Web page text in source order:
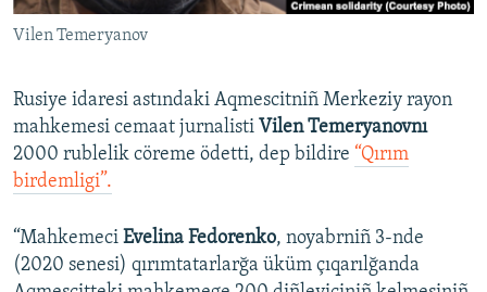
QOŞULIÑIZ!
RFE/RS bütün saytları
Vilen Temeryanov
Rusiye idaresi astındaki Aqmescitniñ Merkeziy rayon
mahkemesi cemaat jurnalisti Vilen Temeryanovnı
2000 rublelik cöreme ödetti, dep bildire “Qırım
birdemligi”.
“Mahkemeci Evelina Fedorenko, noyabrniñ 3-nde
(2020 senesi) qırımtatarlarğa üküm çıqarılğanda